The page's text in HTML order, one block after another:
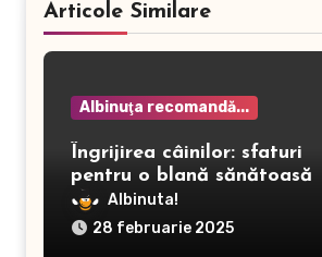
Articole Similare
Albinuţa recomandă...
Îngrijirea câinilor: sfaturi
pentru o blană sănătoasă și
prevenirea dermatitei
Albinuta!
28 februarie 2025